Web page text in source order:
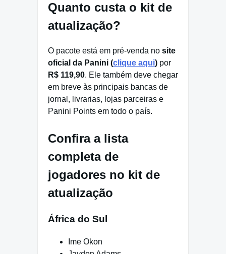
Quanto custa o kit de
atualização?
O pacote está em pré-venda no site
oficial da Panini (clique aqui) por
R$ 119,90. Ele também deve chegar
em breve às principais bancas de
jornal, livrarias, lojas parceiras e
Panini Points em todo o país.
Confira a lista
completa de
jogadores no kit de
atualização
África do Sul
Ime Okon